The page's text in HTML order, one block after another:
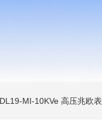
DL19-MI-10KVe 高压兆欧表